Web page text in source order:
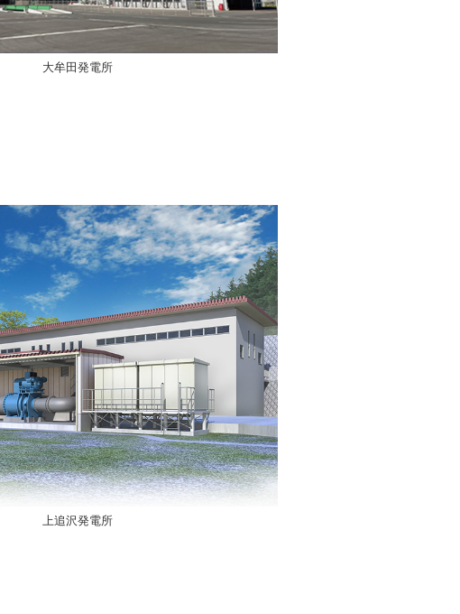
大牟田発電所
上追沢発電所